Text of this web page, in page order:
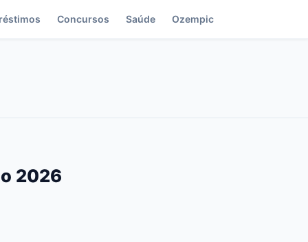
Concursos Saúde Ozempic
2026